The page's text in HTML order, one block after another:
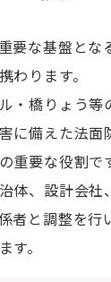
要な基盤とな
わります。
・橋りょう等
に備えた法面
重要な役割で
体、設計会社
者と調整を行
す。